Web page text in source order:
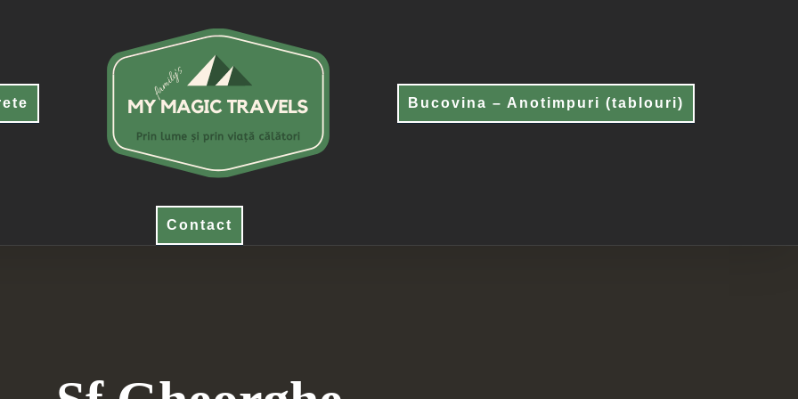
Bucovina – Anotimpuri (tablouri)
Contact